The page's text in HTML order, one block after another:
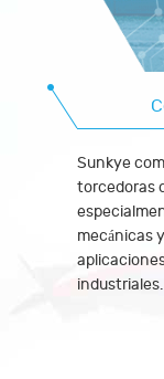
Sunkye
torcedoras
mecánicas
industriales.